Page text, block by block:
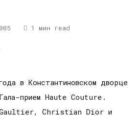
1 мин read
в Константиновском дворце
прием Haute Couture.
Gaultier, Christian Dior и